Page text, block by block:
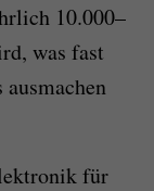
10.000–
was fast
für